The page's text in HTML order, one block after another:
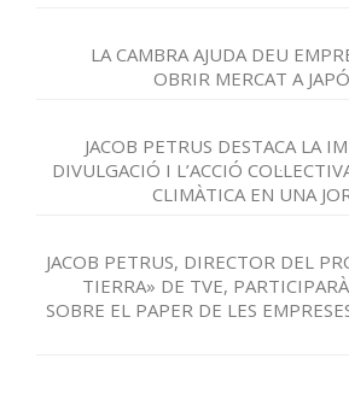
LA CAMBRA AJUDA DEU
OBRIR MERCAT A
JACOB PETRUS DESTACA LA
DIVULGACIÓ I L’ACCIÓ
CLIMÀTICA EN UNA
JACOB PETRUS, DIRECTOR DEL
TIERRA» DE TVE,
SOBRE EL PAPER DE LES